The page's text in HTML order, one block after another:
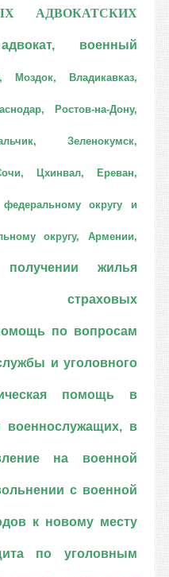
АДВОКАТСКИХ
, военный
Моздок, Владикавказ,
Ростов-на-Дону,
Зеленокумск,
Цхинвал, Ереван,
округу и
округу, Армении,
жилья
страховых
по вопросам
и уголовного
помощь в
военнослужащих, в
на военной
с военной
к новому месту
по уголовным